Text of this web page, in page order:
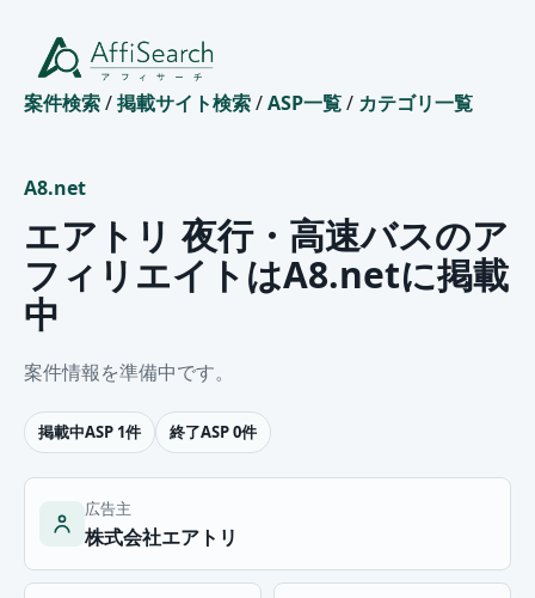
案件検索/掲載サイト検索/ASP一覧/ カテゴリ一覧
A8.net
エアトリ 夜行・高速バスのア
フィリエイトはA8.netに掲載
中
案件情報を準備中です。
掲載中ASP 1件 終了ASP 0件
広告主
株式会社エアトリ